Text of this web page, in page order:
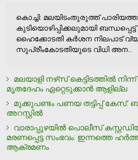
കൊച്ചി: മലയിടംതുരുത്ത്
കുടിയൊഴിപ്പിക്കലുമായി
ഹൈക്കോടതി കർശന നിലപാട്
സുപ്രീംകോടതിയുടെ വിധി അന...
മലയാളി നഴ്‌സ് കെട്ടിടത്തില്‍
മൃതദേഹം ഏറ്റെടുക്കാന്‍ ആളില്ല
മുക്കുപണ്ടം പണയ തട്ടിപ്പ് കേസ്:
അറസ്റ്റില്‍
വാരാപ്പുഴയില്‍ പൊലീസ്
മരണപ്പെട്ട സംഭവം: ഇന്നത്തെ
ആക്രമണം